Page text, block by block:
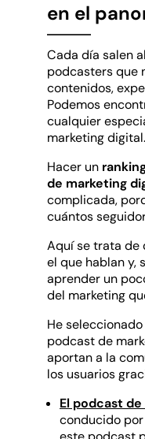
en el
Cada día salen
podcasters que
contenidos,
Podemos
cualquier
marketing digital.
Hacer un
de marketing
complicada,
cuántos
Aquí se trata de
el que hablan y,
aprender un
del marketing
He
podcast de
aportan a la
los usuarios
El podcast
conducido